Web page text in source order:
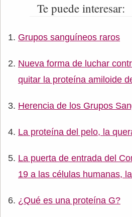
Te puede interesar:
Grupos sanguíneos raros
Nueva forma de luchar
quitar la proteína amiloide
Herencia de los Grupos
La proteína del pelo, la
La puerta de entrada del
19 a las células humanas,
¿Qué es una proteína G?